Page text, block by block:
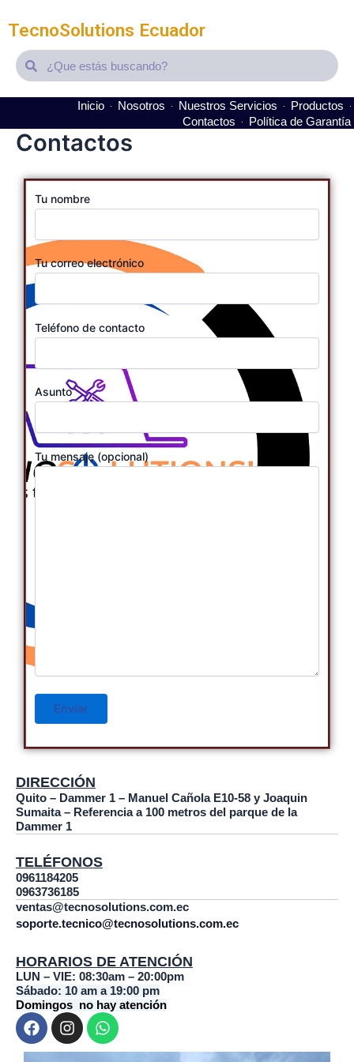
TecnoSolutions Ecuador
SearchSearch
Inicio Nosotros Nuestros Servicios
Productos
Contactos
Política de Garantía
Contactos
Tu nombre
Tu correo electrónico
Teléfono de contacto
Asunto
Tu mensaje (opcional)
DIRECCIÓN
Quito – Dammer 1 – Manuel Cañola E10-58 y Joaquin
Sumaita – Referencia a 100 metros del parque de la
Dammer 1
TELÉFONOS
0961184205
0963736185
ventas@tecnosolutions.com.ec
soporte.tecnico@tecnosolutions.com.ec
HORARIOS DE ATENCIÓN
LUN – VIE: 08:30am – 20:00pm
Sábado: 10 am a 19:00 pm
Domingos no hay atención
F
a
c
I
n
s
W
h
a